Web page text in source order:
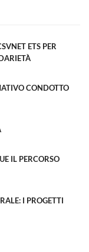
ETS PER
CONDOTTO
IL PERCORSO
I PROGETTI